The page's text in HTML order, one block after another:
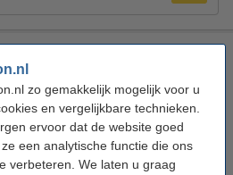
zo gemakkelijk mogelijk voor u
en vergelijkbare technieken.
ervoor dat de website goed
een analytische functie die ons
verbeteren. We laten u graag
spray
specificaties en beschrijving
in huis